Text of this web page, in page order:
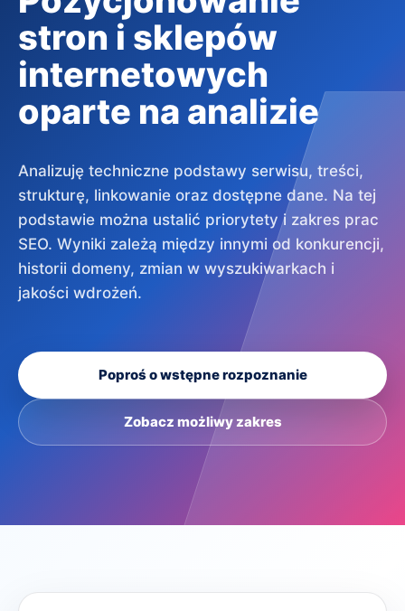
stron i sklepów
internetowych
oparte na analizie
Analizuję techniczne podstawy serwisu, treści,
strukturę, linkowanie oraz dostępne dane. Na tej
podstawie można ustalić priorytety i zakres prac
SEO. Wyniki zależą między innymi od konkurencji,
historii domeny, zmian w wyszukiwarkach i
jakości wdrożeń.
Poproś o wstępne rozpoznanie
Zobacz możliwy zakres